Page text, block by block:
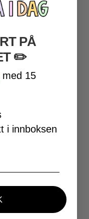
PÅ
​ ✏️
med 15
i innboksen